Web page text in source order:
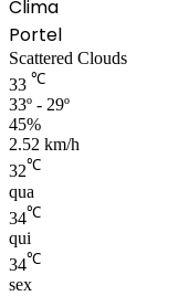
Clima
Portel
Scattered Clouds
33 ℃
33º - 29º
45%
2.52 km/h
32℃
qua
34℃
qui
34℃
sex